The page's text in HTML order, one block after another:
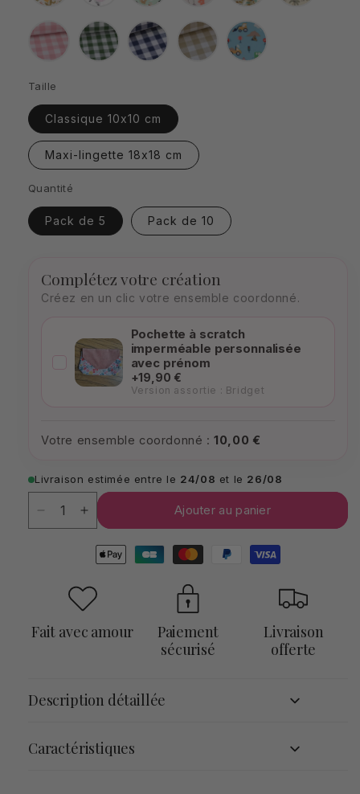
Carreaux
roses
Carreaux
verts
Carreaux
bleus
Carreaux
beiges
Chantier
Taille
Classique 10x10 cm
Maxi-lingette 18x18 cm
Quantité
Pack de 5 Pack de 10
Complétez votre création
Créez en un clic votre ensemble coordonné.
Pochette à scratch
imperméable personnalisée
avec prénom
+19,90 €
Version assortie : Bridget
Votre ensemble coordonné :10,00 €
Livraison estimée entre le 24/08 et le 26/08
Réduire
la
Lingettes
démaquillantes
en
(lot
Augmenter
la
quantité
de
Lingettes
démaquillantes
en
(lot
Ajouter au panier
Moyens
de
paiement
Fait avec amour
Paiement
sécurisé
Livraison
offerte
Description détaillée
Caractéristiques